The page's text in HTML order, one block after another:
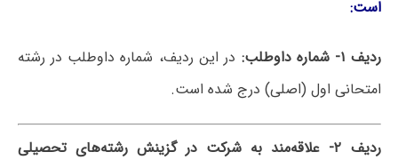
است:
ردیف ۱- شماره داوطلب: در این ردیف، شماره داوطلب در رشته
امتحانی اول (اصلی) درج شده است.
ردیف ۲-
علاقه‌مند به شرکت در گزینش رشته‌های تحصیلی